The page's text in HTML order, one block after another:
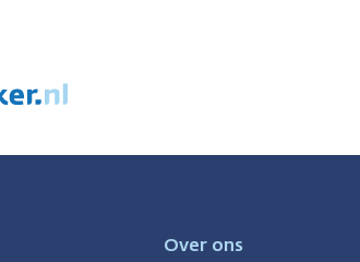
Over ons